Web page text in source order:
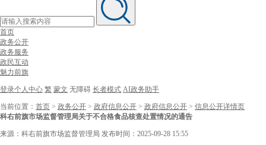
首页
政务公开
政务服务
政民互动
魅力前旗
登录个人中心 繁 蒙文 无障碍 长者模式 AI政务助手
当前位置： 首页 > 政务公开 > 政府信息公开 > 政府信息公开 > 信息公开详情页
科右前旗市场监督管理局关于不合格食品核查处置情况的通告
来源：科右前旗市场监督管理局 发布时间：2025-09-28 15:55